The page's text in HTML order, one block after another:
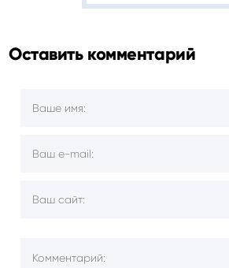
Оставить комментарий